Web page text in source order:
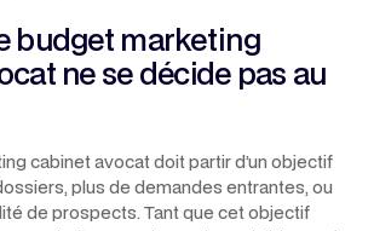
budget marketing
ne se décide pas au
cabinet avocat doit partir d’un objectif
plus de demandes entrantes, ou
de prospects. Tant que cet objectif